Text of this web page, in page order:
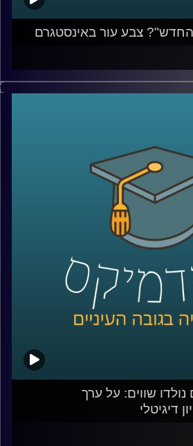
צבע עור באינסטגרם
ידי כמות הלייקים והעוקבים חשוב
עושות ועושים ולהציג אותה
תרבות ובני נוער באינסטגרם
דאטה ממשל ודמוקרטיה שאלה
הם משתמשים היא נדהמה לגלות
– שחור.
ביחס בין העדות השונות, ממתי
קים קרדשיאן עשתה שינוי אמיתי
ארוכות? האזינו לחלק השני של
שווים: על ערך
דיגיטלי